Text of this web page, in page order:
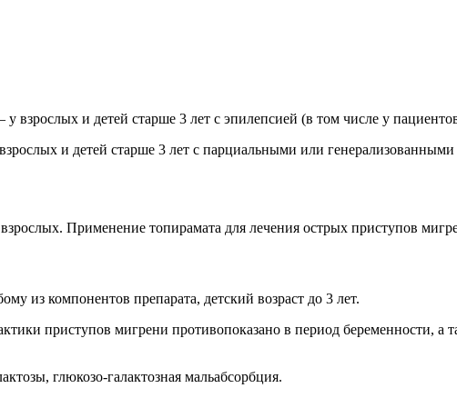
взрослых и детей старше 3 лет с эпилепсией (в том числе у
и детей старше 3 лет с парциальными или
Применение топирамата для лечения острых приступов
из компонентов препарата, детский возраст до 3 лет.
приступов мигрени противопоказано в период
глюкозо-галактозная мальабсорбция.